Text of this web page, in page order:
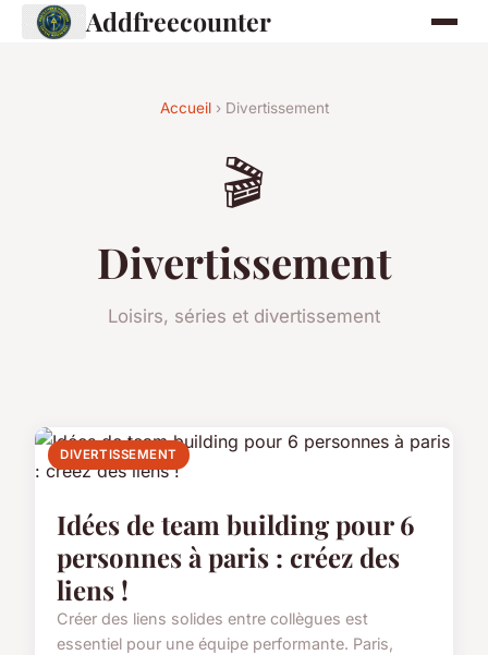
Addfreecounter
Accueil› Divertissement
🎬
Divertissement
Loisirs, séries et divertissement
DIVERTISSEMENT
Idées de team building pour 6
personnes à paris : créez des
liens !
Créer des liens solides entre collègues est
essentiel pour une équipe performante. Paris,